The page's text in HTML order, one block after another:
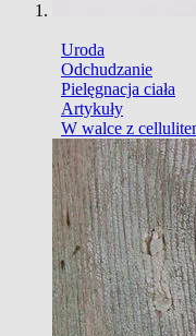
Uroda
Odchudzanie
Pielęgnacja ciała
Artykuły
W walce z